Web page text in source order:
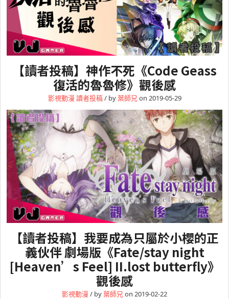
【讀者投稿】神作不死《Code Geass
復活的魯魯修》觀後感
影視動漫 讀者投稿/ by葉師兄on 2019-05-29
【讀者投稿】我要成為只屬於小櫻的正
義伙伴 劇場版《Fate/stay night
[Heaven’s Feel] II.lost butterfly》
觀後感
影視動漫 / by葉師兄on 2019-02-22